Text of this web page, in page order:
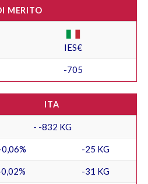
MERITO
IES€
-705
ITA
- -832 KG
-25 KG
-31 KG